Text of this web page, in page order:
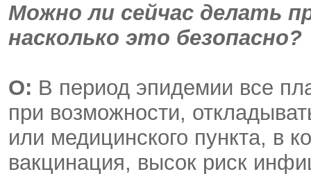
Можно ли сейчас делать
насколько это безопасно?
О: В период эпидемии все
при возможности,
или медицинского пункта, в
вакцинация, высок риск